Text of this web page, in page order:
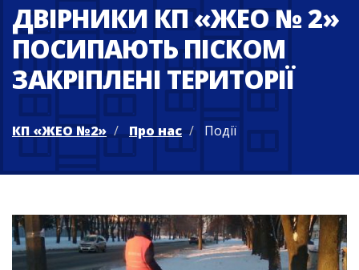
ДВІРНИКИ КП «ЖЕО № 2»
ПОСИПАЮТЬ ПІСКОМ
ЗАКРІПЛЕНІ ТЕРИТОРІЇ
КП «ЖЕО №2» Про нас Події